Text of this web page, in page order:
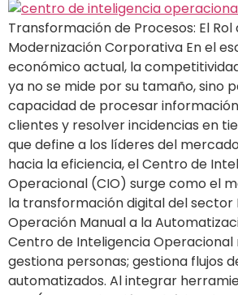
Transformación de Procesos: El Rol
Modernización Corporativa En el
económico actual, la
ya no se mide por su tamaño, sino
capacidad de procesar
clientes y resolver incidencias en
que define a los líderes del
hacia la eficiencia, el Centro de
Operacional (CIO) surge como el
la transformación digital del sector
Operación Manual a la
Centro de Inteligencia Operacional
gestiona personas; gestiona flujos
automatizados. Al integrar